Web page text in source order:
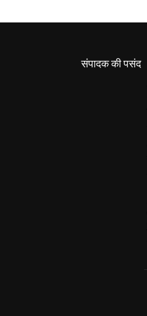
संपादक की पसंद